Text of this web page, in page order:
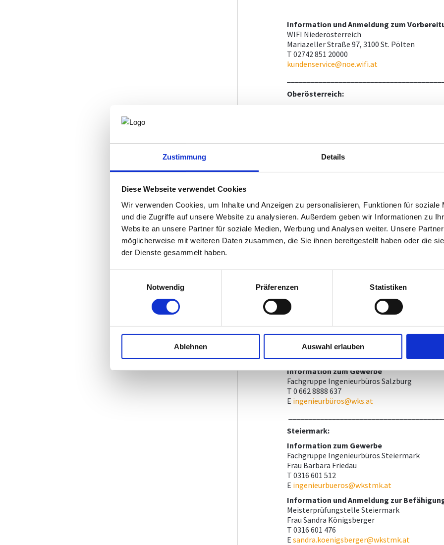
Zustimmung Details
Diese Webseite verwendet Cookies
Wir verwenden Cookies, um Inhalte und Anzeigen zu personalisieren, Funktionen für soziale
und die Zugriffe auf unsere Website zu analysieren. Außerdem geben wir Informationen zu
Website an unsere Partner für soziale Medien, Werbung und Analysen weiter. Unsere
möglicherweise mit weiteren Daten zusammen, die Sie ihnen bereitgestellt haben oder die
der Dienste gesammelt haben.
Notwendig
Präferenzen Statistiken
Ablehnen Auswahl erlauben
Information und Anmeldung zum
WIFI Niederösterreich
Mariazeller Straße 97, 3100 St. Pölten
T 02742 851 20000
kundenservice@noe.wifi.at
Oberösterreich:
T 05 90909 4721
Eingenieurbueros@wkooe.at
Salzburg:
Meisterprüfungsstelle Salzburg
T 0 662 8888 430
E
Information und Anmeldung zum
Wifi Salzburg
Frau Ricarda Brüggler
T 0 662 8888 453
Erbrueggler@wifisalzburg.at
Information zum Gewerbe
Fachgruppe Ingenieurbüros Salzburg
T 0 662 8888 637
E ingenieurbüros@wks.at
Steiermark:
Information zum Gewerbe
Fachgruppe Ingenieurbüros Steiermark
Frau Barbara Friedau
T 0316 601 512
E ingenieurbueros@wkstmk.at
Information und Anmeldung zur
Meisterprüfungstelle Steiermark
Frau Sandra Königsberger
T 0316 601 476
Esandra.koenigsberger@wkstmk.at